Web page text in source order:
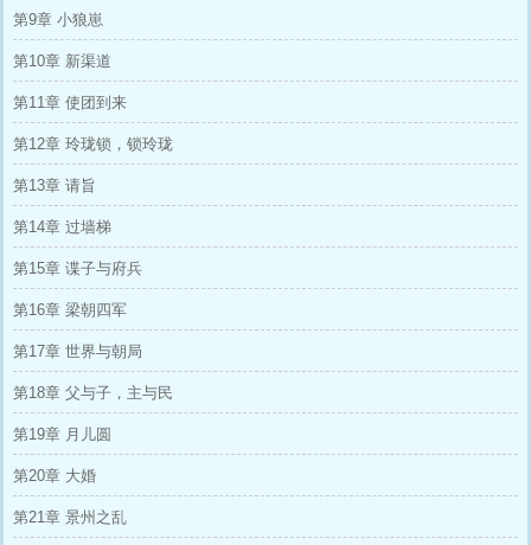
第9章 小狼崽
第10章 新渠道
第11章 使团到来
第12章 玲珑锁，锁玲珑
第13章 请旨
第14章 过墙梯
第15章 谍子与府兵
第16章 梁朝四军
第17章 世界与朝局
第18章 父与子，主与民
第19章 月儿圆
第20章 大婚
第21章 景州之乱